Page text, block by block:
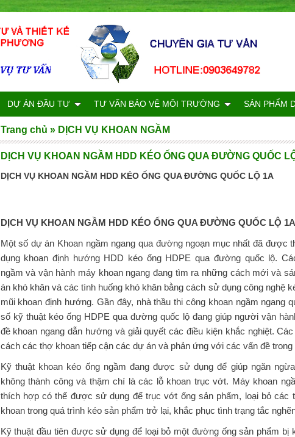
DỊCH VỤ KHOAN NGẦM HDD KÉO ỐNG QUA ĐƯỜNG QUỐC
DỊCH VỤ KHOAN NGẦM HDD KÉO ỐNG QUA ĐƯỜNG QUỐC LỘ 1A
DỊCH VỤ KHOAN NGẦM HDD KÉO ỐNG QUA ĐƯỜNG QUỐC LỘ 1A
Một số dự án Khoan ngầm ngang qua đường ngoạn mục nhất đã được
dụng khoan định hướng HDD kéo ống HDPE qua đường quốc lộ.
ngầm và vận hành máy khoan ngang đang tìm ra những cách mới và
án khó khăn và các tình huống khó khăn bằng cách sử dụng công nghệ
mũi khoan định hướng. Gần đây, nhà thầu thi công khoan ngầm ngang
số kỹ thuật kéo ống HDPE qua đường quốc lộ đang giúp người vận
đề khoan ngang dẫn hướng và giải quyết các điều kiện khắc nghiệt.
cách các thợ khoan tiếp cận các dự án và phản ứng với các vấn đề trong
Kỹ thuật khoan kéo ống ngầm đang được sử dụng để giúp ngăn
không thành công và thậm chí là các lỗ khoan trục vớt. Máy khoan
thích hợp có thể được sử dụng để trục vớt ống sản phẩm, loại bỏ các
khoan trong quá trình kéo sản phẩm trở lại, khắc phục tình trạng tắc
Kỹ thuật đầu tiên được sử dụng để loại bỏ một đường ống sản phẩm bị
Trang chủ » DỊCH VỤ KHOAN NGẦM
DỰ ÁN ĐẦU TƯ TƯ VẤN BẢO VỆ MÔI TRƯỜNG SẢN PHẨM